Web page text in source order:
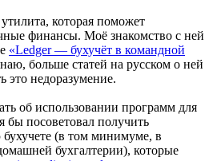
которая поможет
финансы. Моё знакомство с ней
«Ledger — бухучёт в командной
больше статей на русском о ней
это недоразумение.
об использовании программ для
бы посоветовал получить
бухучете (в том минимуме, в
бухгалтерии), которые